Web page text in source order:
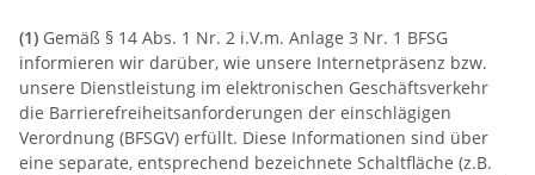
(1) Gemäß § 14 Abs. 1 Nr. 2 i.V.m. Anlage 3 Nr. 1 BFSG
informieren wir darüber, wie unsere Internetpräsenz bzw.
unsere Dienstleistung im elektronischen Geschäftsverkehr
die Barrierefreiheitsanforderungen der einschlägigen
Verordnung (BFSGV) erfüllt. Diese Informationen sind über
eine separate, entsprechend bezeichnete Schaltfläche (z.B.